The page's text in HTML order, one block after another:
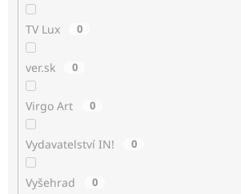
TV Lux 0
ver.sk 0
Virgo Art 0
Vydavatelství IN! 0
Vyšehrad 0